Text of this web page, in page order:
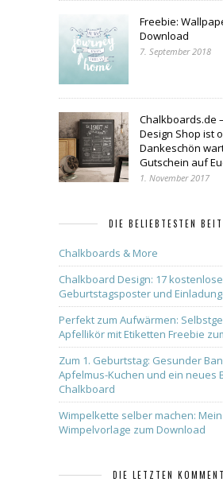
Freebie:
Download
7. September 2018
Chalkboards.de
Design Shop ist
Dankeschön
Gutschein auf
1. November 2017
DIE BELIEBTESTEN
Chalkboards & More
Chalkboard Design: 17
Geburtstagsposter und
Perfekt zum Aufwärmen:
Apfellikör mit Etiketten Freebie
Zum 1. Geburtstag: Gesunder
Apfelmus-Kuchen und ein neues
Chalkboard
Wimpelkette selber machen: Mein
Wimpelvorlage zum Download
DIE LETZTEN